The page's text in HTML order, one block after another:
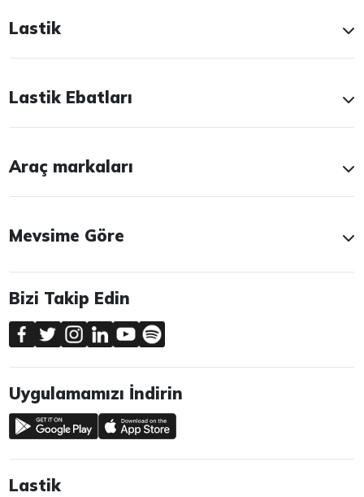
Lastik
Lastik Ebatları
Araç markaları
Mevsime Göre
Bizi Takip Edin
Uygulamamızı İndirin
Lastik